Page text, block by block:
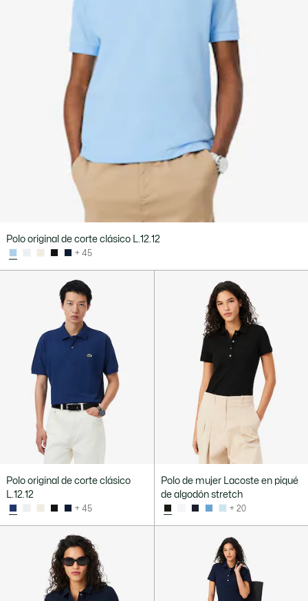
Polo original de corte clásico L.12.12
+ 45
Polo original de corte clásico
L.12.12
+ 45
Polo de mujer Lacoste en piqué
de algodón stretch
+ 20